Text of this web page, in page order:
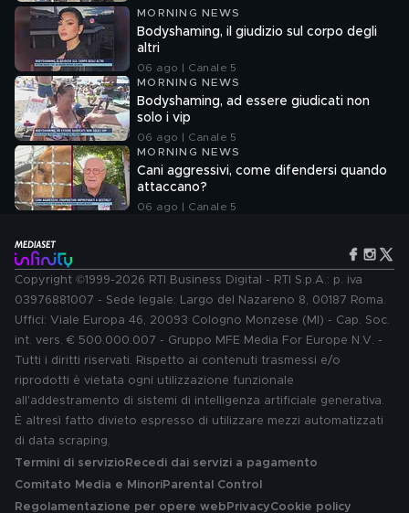
MORNING NEWS
Bodyshaming, il giudizio sul corpo degli
altri
06 ago | Canale 5
MORNING NEWS
Bodyshaming, ad essere giudicati non
solo i vip
06 ago | Canale 5
MORNING NEWS
Cani aggressivi, come difendersi quando
attaccano?
06 ago | Canale 5
Copyright ©1999-2026 RTI Business Digital - RTI S.p.A.: p. iva
03976881007 - Sede legale: Largo del Nazareno 8, 00187 Roma.
Uffici: Viale Europa 46, 20093 Cologno Monzese (MI) - Cap. Soc.
int. vers. € 500.000.007 - Gruppo MFE Media For Europe N.V. -
Tutti i diritti riservati. Rispetto ai contenuti trasmessi e/o
riprodotti è vietata ogni utilizzazione funzionale
all'addestramento di sistemi di intelligenza artificiale generativa.
È altresì fatto divieto espresso di utilizzare mezzi automatizzati
di data scraping.
Termini di servizio Recedi dai servizi a pagamento
Comitato Media e MinoriParental Control
Regolamentazione per opere web PrivacyCookie policy